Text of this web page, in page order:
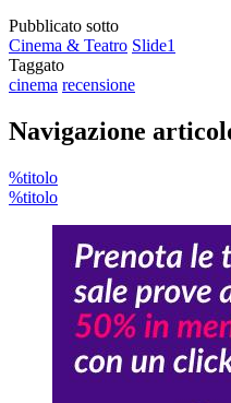
Pubblicato sotto
Cinema & Teatro Slide1
Taggato
cinema recensione
Navigazione
%titolo
%titolo